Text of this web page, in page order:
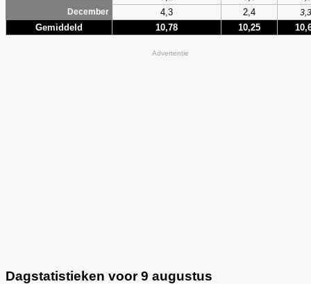
December
4,3 2,4 3,3
Gemiddeld 10,78 10,25
Advertentie
Dagstatistieken voor 9 augustus